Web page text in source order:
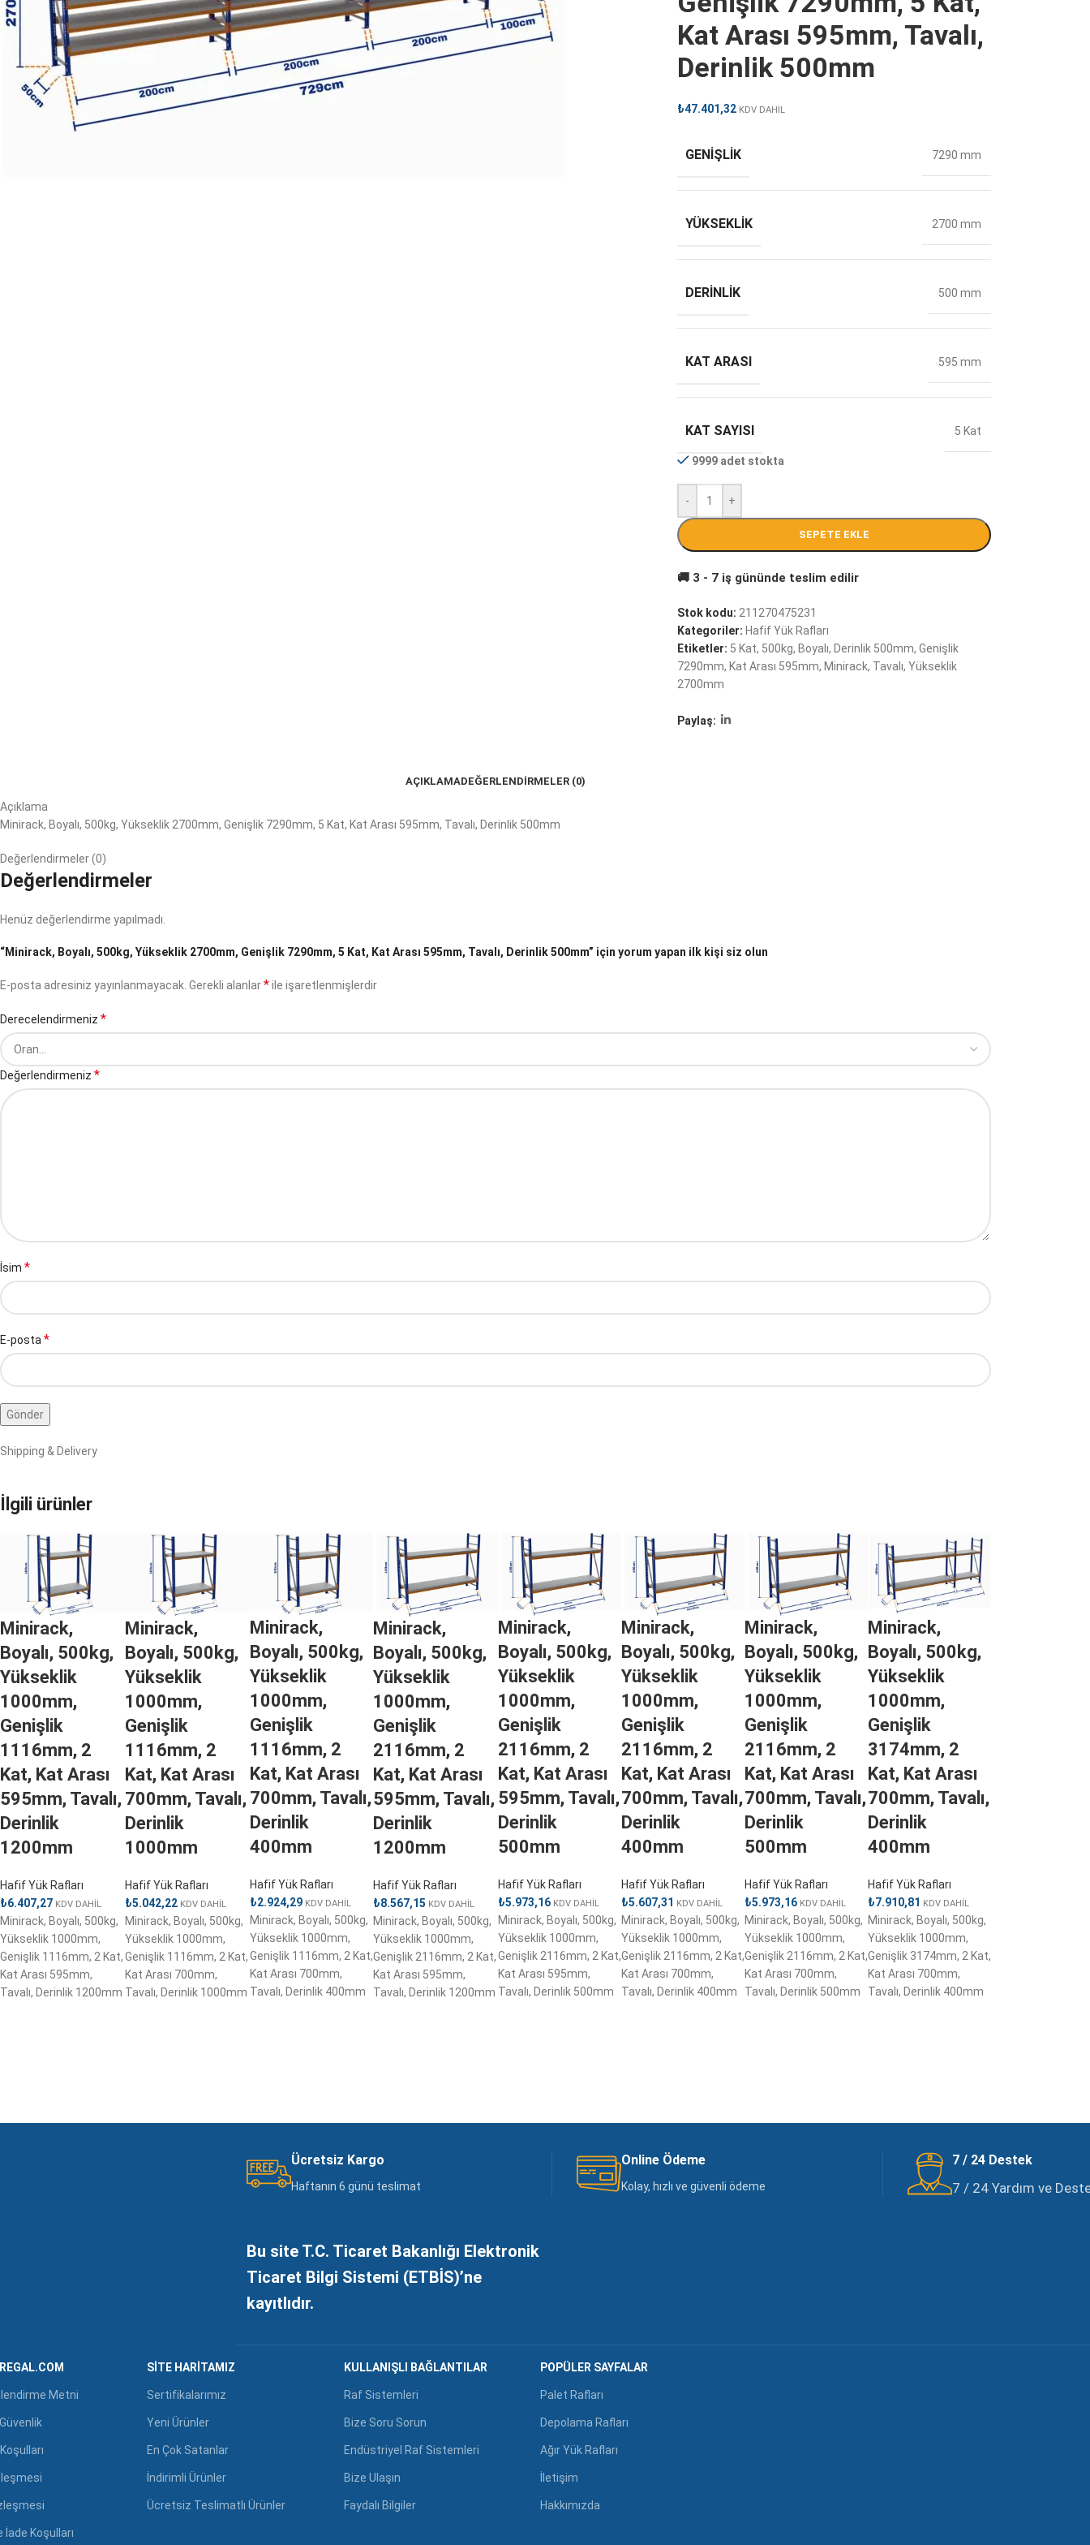
Kat Arası 595mm, Tavalı,
Derinlik 500mm
₺47.401,32 KDV DAHİL
GENIŞLIK 7290 mm
YÜKSEKLIK 2700 mm
DERINLIK 500 mm
KAT ARASI 595 mm
KAT SAYISI 5 Kat
9999 adet stokta
- +
SEPETE EKLE
Stok kodu: 211270475231
Kategoriler: Hafif Yük Rafları
Etiketler: 5 Kat, 500kg, Boyalı, Derinlik 500mm, Genişlik
7290mm, Kat Arası 595mm, Minirack, Tavalı, Yükseklik
2700mm
Paylaş:
AÇIKLAMADEĞERLENDIRMELER (0)
Açıklama
Minirack, Boyalı, 500kg, Yükseklik 2700mm, Genişlik 7290mm, 5 Kat, Kat Arası 595mm, Tavalı, Derinlik 500mm
Değerlendirmeler (0)
Değerlendirmeler
Henüz değerlendirme yapılmadı.
“Minirack, Boyalı, 500kg, Yükseklik 2700mm, Genişlik 7290mm, 5 Kat, Kat Arası 595mm, Tavalı, Derinlik 500mm” için yorum yapan ilk kişi siz olun
E-posta adresiniz yayınlanmayacak. Gerekli alanlar*ile işaretlenmişlerdir
Derecelendirmeniz *
Değerlendirmeniz *
İsim *
E-posta *
Shipping & Delivery
İlgili ürünler
Minirack,
Boyalı, 500kg,
Yükseklik
1000mm,
Genişlik
1116mm, 2
Kat, Kat Arası
595mm, Tavalı,
Derinlik
1200mm
Hafif Yük Rafları
₺6.407,27 KDV DAHİL
Minirack, Boyalı, 500kg,
Yükseklik 1000mm,
Genişlik 1116mm, 2 Kat,
Kat Arası 595mm,
Tavalı, Derinlik 1200mm
Minirack,
Boyalı, 500kg,
Yükseklik
1000mm,
Genişlik
1116mm, 2
Kat, Kat Arası
700mm, Tavalı,
Derinlik
1000mm
Hafif Yük Rafları
₺5.042,22 KDV DAHİL
Minirack, Boyalı, 500kg,
Yükseklik 1000mm,
Genişlik 1116mm, 2 Kat,
Kat Arası 700mm,
Tavalı, Derinlik 1000mm
Minirack,
Boyalı, 500kg,
Yükseklik
1000mm,
Genişlik
1116mm, 2
Kat, Kat Arası
700mm, Tavalı,
Derinlik
400mm
Hafif Yük Rafları
₺2.924,29 KDV DAHİL
Minirack, Boyalı, 500kg,
Yükseklik 1000mm,
Genişlik 1116mm, 2 Kat,
Kat Arası 700mm,
Tavalı, Derinlik 400mm
Minirack,
Boyalı, 500kg,
Yükseklik
1000mm,
Genişlik
2116mm, 2
Kat, Kat Arası
595mm, Tavalı,
Derinlik
1200mm
Hafif Yük Rafları
₺8.567,15 KDV DAHİL
Minirack, Boyalı, 500kg,
Yükseklik 1000mm,
Genişlik 2116mm, 2 Kat,
Kat Arası 595mm,
Tavalı, Derinlik 1200mm
Minirack,
Boyalı, 500kg,
Yükseklik
1000mm,
Genişlik
2116mm, 2
Kat, Kat Arası
595mm, Tavalı,
Derinlik
500mm
Hafif Yük Rafları
₺5.973,16 KDV DAHİL
Minirack, Boyalı, 500kg,
Yükseklik 1000mm,
Genişlik 2116mm, 2 Kat,
Kat Arası 595mm,
Tavalı, Derinlik 500mm
Minirack,
Boyalı, 500kg,
Yükseklik
1000mm,
Genişlik
2116mm, 2
Kat, Kat Arası
700mm, Tavalı,
Derinlik
400mm
Hafif Yük Rafları
₺5.607,31 KDV DAHİL
Minirack, Boyalı, 500kg,
Yükseklik 1000mm,
Genişlik 2116mm, 2 Kat,
Kat Arası 700mm,
Tavalı, Derinlik 400mm
Minirack,
Boyalı, 500kg,
Yükseklik
1000mm,
Genişlik
2116mm, 2
Kat, Kat Arası
700mm, Tavalı,
Derinlik
500mm
Hafif Yük Rafları
₺5.973,16 KDV DAHİL
Minirack, Boyalı, 500kg,
Yükseklik 1000mm,
Genişlik 2116mm, 2 Kat,
Kat Arası 700mm,
Tavalı, Derinlik 500mm
Minirack,
Boyalı, 500kg,
Yükseklik
1000mm,
Genişlik
3174mm, 2
Kat, Kat Arası
700mm, Tavalı,
Derinlik
400mm
Hafif Yük Rafları
₺7.910,81 KDV DAHİL
Minirack, Boyalı, 500kg,
Yükseklik 1000mm,
Genişlik 3174mm, 2 Kat,
Kat Arası 700mm,
Tavalı, Derinlik 400mm
Ücretsiz Kargo
Haftanın 6 günü teslimat
Bu site T.C. Ticaret Bakanlığı Elektronik
Ticaret Bilgi Sistemi (ETBİS)’ne
kayıtlıdır.
Online Ödeme
Kolay, hızlı ve güvenli ödeme
7 / 24 Destek
7 / 24 Yardım ve
Metni
İade Koşulları
SITE HARITAMIZ
Sertifikalarımız
Yeni Ürünler
En Çok Satanlar
İndirimli Ürünler
Ücretsiz Teslimatlı Ürünler
KULLANIŞLI BAĞLANTILAR
Raf Sistemleri
Bize Soru Sorun
Endüstriyel Raf Sistemleri
Bize Ulaşın
Faydalı Bilgiler
POPÜLER SAYFALAR
Palet Rafları
Depolama Rafları
Ağır Yük Rafları
İletişim
Hakkımızda